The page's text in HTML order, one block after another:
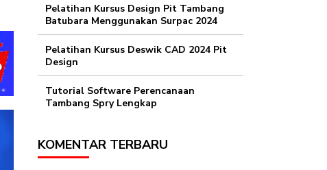
Pelatihan Kursus Design Pit Tambang
Batubara Menggunakan Surpac 2024
Pelatihan Kursus Deswik CAD 2024 Pit
Design
Tutorial Software Perencanaan
Tambang Spry Lengkap
KOMENTAR TERBARU